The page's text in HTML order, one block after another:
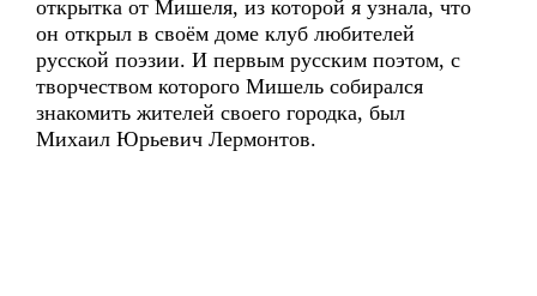
открытка от Мишеля, из которой я узнала, что
он открыл в своём доме клуб любителей
русской поэзии. И первым русским поэтом, с
творчеством которого Мишель собирался
знакомить жителей своего городка, был
Михаил Юрьевич Лермонтов.